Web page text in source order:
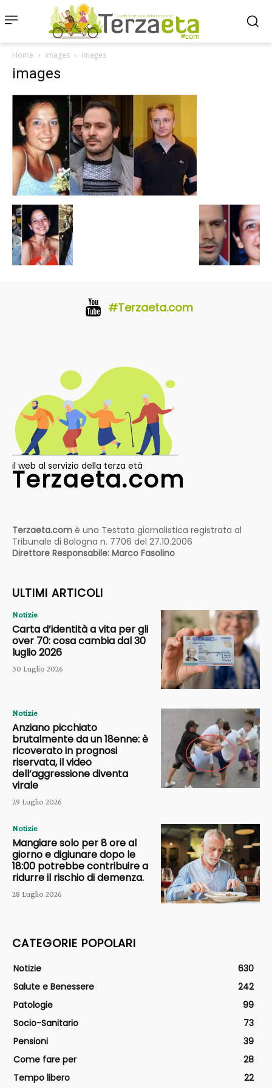
Home images images
images
#Terzaeta.com
il web al servizio della terza età
Terzaeta.com
Terzaeta.com è una Testata giornalistica registrata al
Tribunale di Bologna n. 7706 del 27.10.2006
Direttore Responsabile: Marco Fasolino
ULTIMI ARTICOLI
Notizie
Carta d’identità a vita per gli
over 70: cosa cambia dal 30
luglio 2026
30 Luglio 2026
Notizie
Anziano picchiato
brutalmente da un 18enne: è
ricoverato in prognosi
riservata, il video
dell’aggressione diventa
virale
29 Luglio 2026
Notizie
Mangiare solo per 8 ore al
giorno e digiunare dopo le
18:00 potrebbe contribuire a
ridurre il rischio di demenza.
28 Luglio 2026
CATEGORIE POPOLARI
Notizie
630
Salute e Benessere
242
Patologie
99
Socio-Sanitario
73
Pensioni
39
Come fare per
28
Tempo libero
22